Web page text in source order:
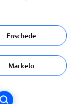
Enschede
Markelo